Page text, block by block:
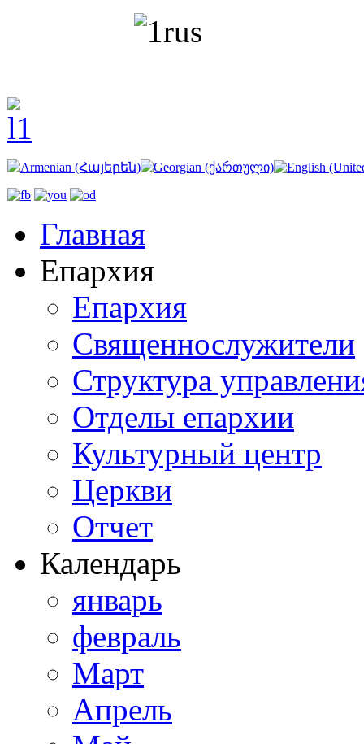
Главная
Епархия
Епархия
Священнослужители
Структура
Отделы епархии
Культурный центр
Церкви
Отчет
Календарь
январь
февраль
Март
Апрель